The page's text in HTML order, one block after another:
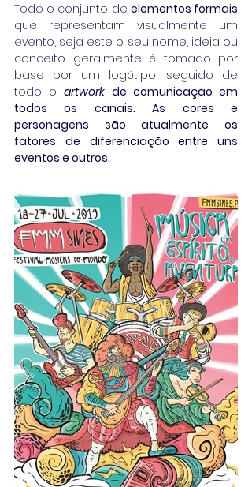
Todo o conjunto de elementos formais
que representam visualmente um
evento, seja este o seu nome, ideia ou
conceito geralmente é tomado por
base por um logótipo, seguido de
todo o artwork de comunicação em
todos os canais. As cores e
personagens são atualmente os
fatores de diferenciação entre uns
eventos e outros.